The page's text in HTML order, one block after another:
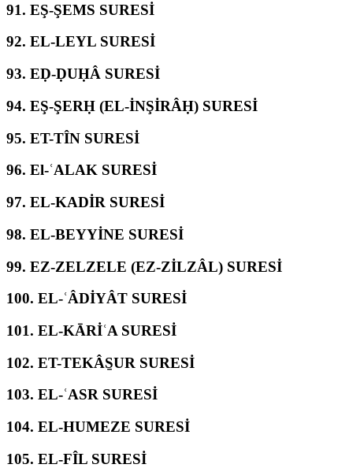
91. EŞ-ŞEMS SURESİ
92. EL-LEYL SURESİ
93. EḌ-ḌUḤÂ SURESİ
94. EŞ-ŞERḤ (EL-İNŞİRÂḤ) SURESİ
95. ET-TÎN SURESİ
96. El-ʿALAK SURESİ
97. EL-KADİR SURESİ
98. EL-BEYYİNE SURESİ
99. EZ-ZELZELE (EZ-ZİLZÂL) SURESİ
100. EL-ʿÂDİYÂT SURESİ
101. EL-KĀRİʿA SURESİ
102. ET-TEKÂS̱UR SURESİ
103. EL-ʿASR SURESİ
104. EL-HUMEZE SURESİ
105. EL-FÎL SURESİ